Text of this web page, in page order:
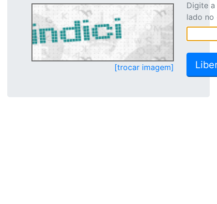
[trocar imagem]
Digite
lado no